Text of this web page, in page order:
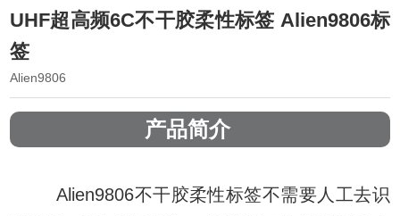
UHF超高频6C不干胶柔性标签 Alien9806标
签
Alien9806
产品简介
Alien9806不干胶柔性标签不需要人工去识